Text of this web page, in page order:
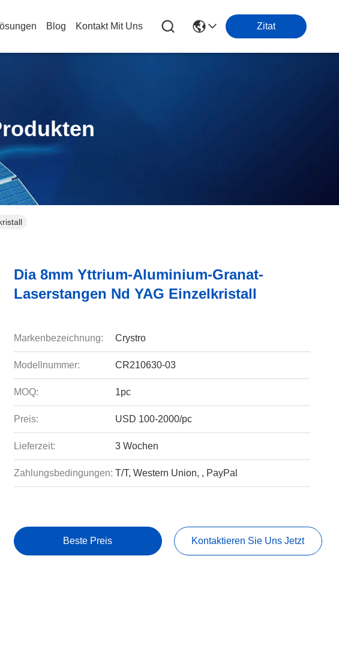
Blog Kontakt Mit Uns Zitat
Dia 8mm Yttrium-Aluminium-Granat-
Laserstangen Nd YAG Einzelkristall
Markenbezeichnung: Crystro
Modellnummer: CR210630-03
MOQ: 1pc
Preis: USD 100-2000/pc
Lieferzeit: 3 Wochen
Zahlungsbedingungen: T/T, Western Union, , PayPal
Beste Preis Kontaktieren Sie Uns Jetzt